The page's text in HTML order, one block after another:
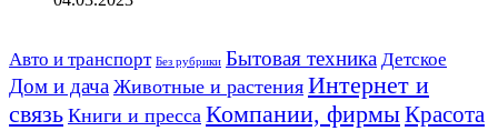
Авто и транспорт Без рубрики Бытовая техника Детское
Дом и дача Животные и растения Интернет и
связь Книги и пресса Компании, фирмыКрасота